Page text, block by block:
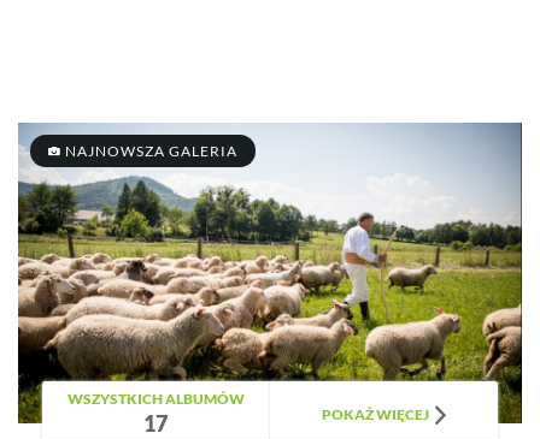
NAJNOWSZA GALERIA
WSZYSTKICH ALBUMÓW
17 POKAŻ WIĘCEJ